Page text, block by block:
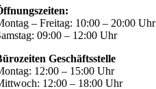
– Freitag: 10:00 – 20:00 Uhr
09:00 – 12:00 Uhr
Geschäftsstelle
12:00 – 15:00 Uhr
12:00 – 18:00 Uhr